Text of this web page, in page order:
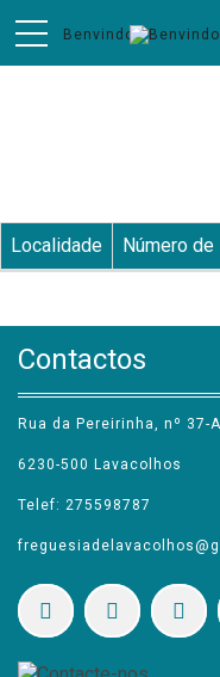
Localidade Número de
Contactos
Rua da Pereirinha, nº 37-A
6230-500 Lavacolhos
Telef: 275598787